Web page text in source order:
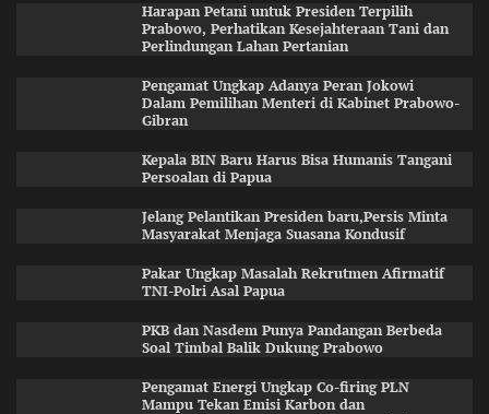
Harapan Petani untuk Presiden Terpilih
Prabowo, Perhatikan Kesejahteraan Tani dan
Perlindungan Lahan Pertanian
Pengamat Ungkap Adanya Peran Jokowi
Dalam Pemilihan Menteri di Kabinet Prabowo-
Gibran
Kepala BIN Baru Harus Bisa Humanis Tangani
Persoalan di Papua
Jelang Pelantikan Presiden baru,Persis Minta
Masyarakat Menjaga Suasana Kondusif
Pakar Ungkap Masalah Rekrutmen Afirmatif
TNI-Polri Asal Papua
PKB dan Nasdem Punya Pandangan Berbeda
Soal Timbal Balik Dukung Prabowo
Pengamat Energi Ungkap Co-firing PLN
Mampu Tekan Emisi Karbon dan